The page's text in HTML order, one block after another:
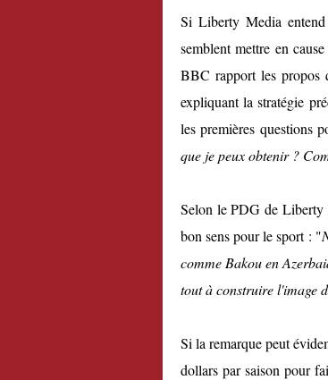
Si Liberty Media
semblent mettre en
BBC rapport les propos
expliquant la stratégie
les premières questions
que je peux obtenir ?
Selon le PDG de Liberty
bon sens pour le sport : "
comme Bakou en
tout à construire l'image
Si la remarque peut
dollars par saison pour